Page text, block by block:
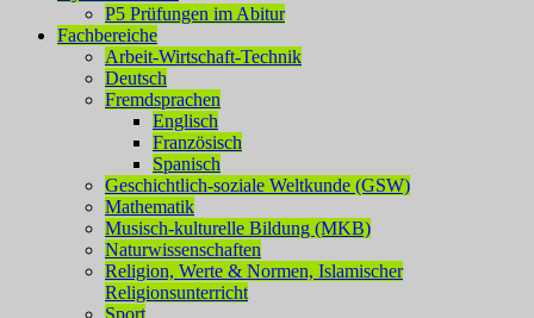
P5 Prüfungen im Abitur
Fachbereiche
Arbeit-Wirtschaft-Technik
Deutsch
Fremdsprachen
Englisch
Französisch
Spanisch
Geschichtlich-soziale Weltkunde (GSW)
Mathematik
Musisch-kulturelle Bildung (MKB)
Naturwissenschaften
Religion, Werte & Normen, Islamischer
Religionsunterricht
Sport